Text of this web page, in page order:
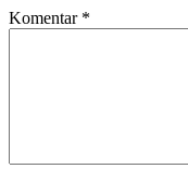
Komentar *